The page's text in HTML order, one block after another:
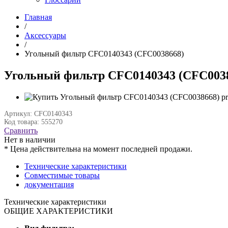
Главная
/
Аксессуары
/
Угольный фильтр CFC0140343 (CFC0038668)
Угольный фильтр CFC0140343
Артикул: CFC0140343
Код товара: 555270
Сравнить
Нет в наличии
* Цена действительна на момент последней продажи.
Технические характеристики
Совместимые товары
документация
Технические характеристики
ОБЩИЕ ХАРАКТЕРИСТИКИ